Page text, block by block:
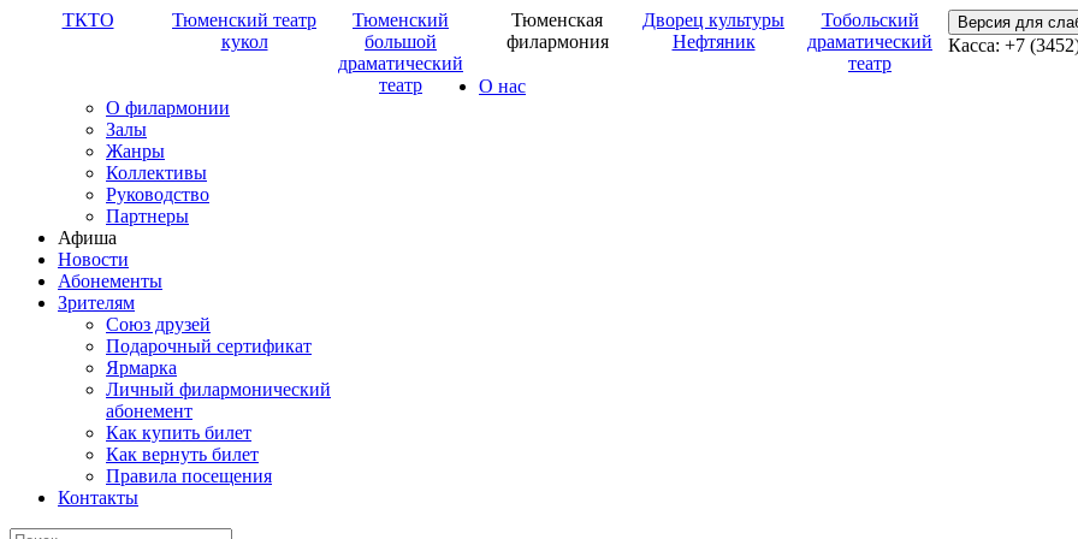
ТКТО
Тюменский театр
кукол
Тюменский
большой
драматический
театр
Тюменская
филармония
Дворец культуры
Нефтяник
Тобольский
драматический
театр
Версия для
Касса: +7
О нас
О филармонии
Залы
Жанры
Коллективы
Руководство
Партнеры
Афиша
Новости
Абонементы
Зрителям
Союз друзей
Подарочный сертификат
Ярмарка
Личный филармонический
абонемент
Как купить билет
Как вернуть билет
Правила посещения
Контакты